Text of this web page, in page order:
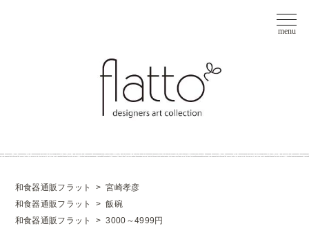
和食器通販フラット >宮崎孝彦
和食器通販フラット
>飯碗
和食器通販フラット
>3000～4999円